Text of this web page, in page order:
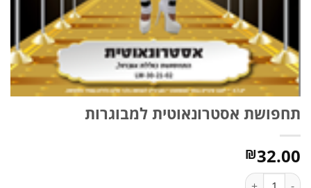
תחפושת אסטרונאוטית למבוגרות
₪32.00
כמות של תחפושת אסטרונאוטית למבוגרות